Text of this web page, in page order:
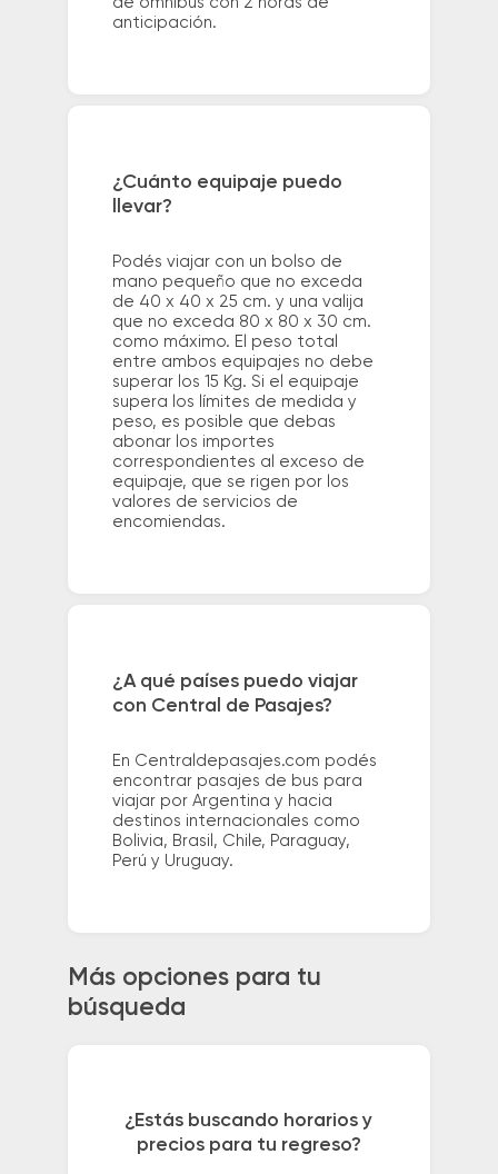
anticipación.
¿Cuánto equipaje puedo
llevar?
Podés viajar con un bolso de
mano pequeño que no exceda
de 40 x 40 x 25 cm. y una valija
que no exceda 80 x 80 x 30 cm.
como máximo. El peso total
entre ambos equipajes no debe
superar los 15 Kg. Si el equipaje
supera los límites de medida y
peso, es posible que debas
abonar los importes
correspondientes al exceso de
equipaje, que se rigen por los
valores de servicios de
encomiendas.
¿A qué países puedo viajar
con Central de Pasajes?
En Centraldepasajes.com podés
encontrar pasajes de bus para
viajar por Argentina y hacia
destinos internacionales como
Bolivia, Brasil, Chile, Paraguay,
Perú y Uruguay.
Más opciones para tu
búsqueda
¿Estás buscando horarios y
precios para tu regreso?